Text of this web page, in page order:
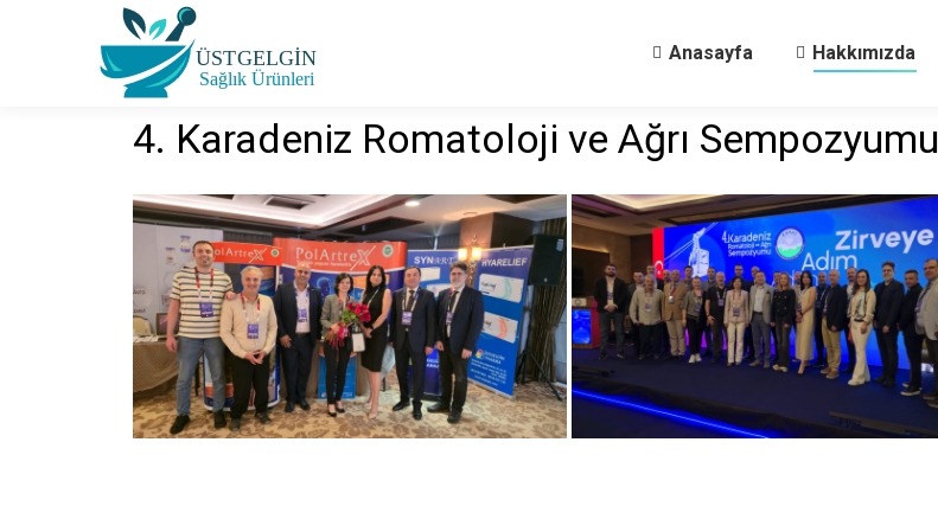
Anasayfa Hakkımızda
4. Karadeniz Romatoloji ve Ağrı Sempozyumu